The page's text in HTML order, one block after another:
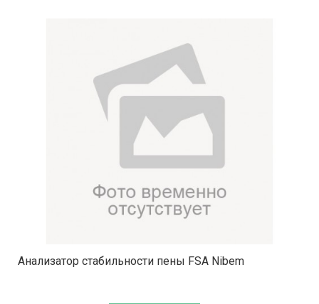
Aнализатор стабильности пены FSA Nibem